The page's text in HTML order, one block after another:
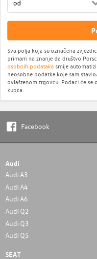
Sva polja koja su označena
primam na znanje da društvo
osobnih podataka smije
neosobne podatke koje sam
ovlaštenom trgovcu. Podaci će
kupca.
Facebook
Audi
Audi A3
Audi A4
Audi A6
Audi Q2
Audi Q3
Audi Q5
SEAT